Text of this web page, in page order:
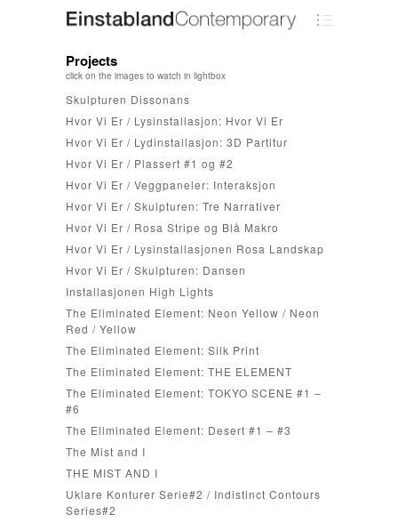
Projects
click on the images to watch in lightbox
Skulpturen Dissonans
Hvor Vi Er / Lysinstallasjon: Hvor Vi Er
Hvor Vi Er / Lydinstallasjon: 3D Partitur
Hvor Vi Er / Plassert #1 og #2
Hvor Vi Er / Veggpaneler: Interaksjon
Hvor Vi Er / Skulpturen: Tre Narrativer
Hvor Vi Er / Rosa Stripe og Blå Makro
Hvor Vi Er / Lysinstallasjonen Rosa Landskap
Hvor Vi Er / Skulpturen: Dansen
Installasjonen High Lights
The Eliminated Element: Neon Yellow / Neon
Red / Yellow
The Eliminated Element: Silk Print
The Eliminated Element: THE ELEMENT
The Eliminated Element: TOKYO SCENE #1 –
#6
The Eliminated Element: Desert #1 – #3
The Mist and I
THE MIST AND I
Uklare Konturer Serie#2 / Indistinct Contours
Series#2